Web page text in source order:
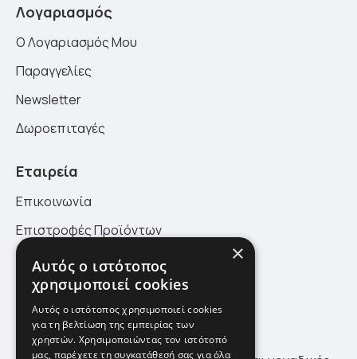
Λογαριασμός
Ο Λογαριασμός Μου
Παραγγελίες
Newsletter
Δωροεπιταγές
Εταιρεία
Επικοινωνία
Επιστροφές Προϊόντων
Πολιτική Επιστροφών
Site Map
Newsletter
×
Αυτός ο ιστότοπος
χρησιμοποιεί cookies
Αυτός ο ιστότοπος χρησιμοποιεί cookies
για τη βελτίωση της εμπειρίας των
χρηστών. Χρησιμοποιώντας τον ιστότοπό
μας, παρέχετε τη συγκατάθεσή σας για όλα